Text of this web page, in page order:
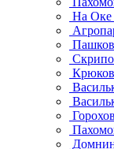
На Оке